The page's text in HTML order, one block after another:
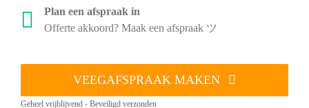
Plan een afspraak in
Offerte akkoord? Maak een afspraak ツ
VEEGAFSPRAAK MAKEN
Geheel vrijblijvend - Beveiligd verzonden